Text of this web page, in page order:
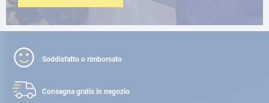
Soddisfatto o rimborsato
Consegna gratis in negozio